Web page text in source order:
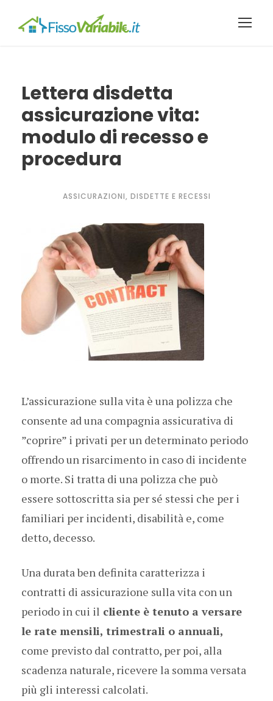
Lettera disdetta
assicurazione vita:
modulo di recesso e
procedura
ASSICURAZIONI, DISDETTE E RECESSI
L’assicurazione sulla vita è una polizza che
consente ad una compagnia assicurativa di
”coprire” i privati per un determinato periodo
offrendo un risarcimento in caso di incidente
o morte. Si tratta di una polizza che può
essere sottoscritta sia per sé stessi che per i
familiari per incidenti, disabilità e, come
detto, decesso.
Una durata ben definita caratterizza i
contratti di assicurazione sulla vita con un
periodo in cui il cliente è tenuto a versare
le rate mensili, trimestrali o annuali,
come previsto dal contratto, per poi, alla
scadenza naturale, ricevere la somma versata
più gli interessi calcolati.